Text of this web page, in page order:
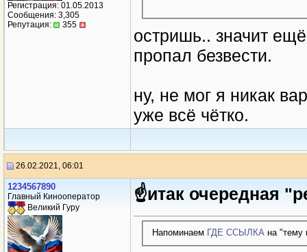
Регистрация: 01.05.2013
Сообщения: 3,305
Репутация:
355
остришь.. значит
пропал безвести.
ну, не мог я никак
уже всё чётко.
26.02.2021, 06:01
1234567890
Главный Кинооператор
Великий Гуру
☝итак очередная
Напоминаем ГДЕ ССЫЛКА на "тему